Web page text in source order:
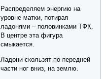
Распределяем энергию на
уровне матки, потирая
ладонями – половинками ТФК.
В центре эта фигура
смыкается.
Ладони скользят по передней
части ног вниз, на землю.